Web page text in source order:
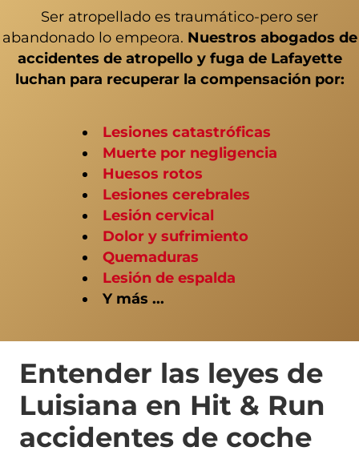
Ser atropellado es traumático-pero ser
abandonado lo empeora. Nuestros abogados de
accidentes de atropello y fuga de Lafayette
luchan para recuperar la compensación por:
Lesiones catastróficas
Muerte por negligencia
Huesos rotos
Lesiones cerebrales
Lesión cervical
Dolor y sufrimiento
Quemaduras
Lesión de espalda
Y más ...
Entender las leyes de
Luisiana en Hit & Run
accidentes de coche